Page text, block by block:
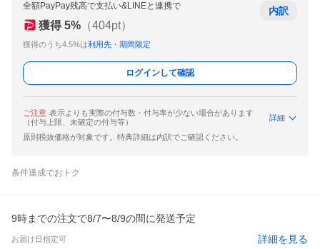
全額PayPay残高で支払い&LINEと連携で
獲得 5% （404pt）
獲得のうち4.5%は利用先・期間限定
内訳
ログインして確認
ご注意 表示よりも実際の付与数・付与率が少ない場合があります
（付与上限、未確定の付与等）
詳細
原則税抜価格が対象です。特典詳細は内訳でご確認ください。
条件達成でおトク
9時までの注文で8/7〜8/9の間に発送予定
お届け日指定可 詳細を見る